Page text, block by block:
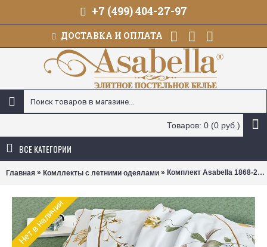
+7 (499) 404-27-97
ДОСТАВКА И ОПЛАТА
Товаров: 0 (0 руб.)
ВСЕ КАТЕГОРИИ
Главная » Комллекты с летними одеялами » Комплект Asabella 1868-2OSP с летними одеялами Семейный
Нет в наличии